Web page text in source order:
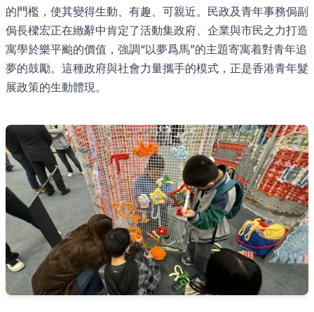
的門檻，使其變得生動、有趣、可親近。民政及青年事務侷副
侷長樑宏正在緻辭中肯定了活動集政府、企業與市民之力打造
寓學於樂平颱的價值，強調“以夢爲馬”的主題寄寓着對青年追
夢的鼓勵。這種政府與社會力量攜手的模式，正是香港青年髮
展政策的生動體現。